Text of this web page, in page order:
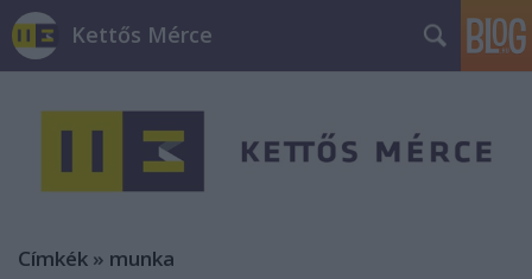
Kettős Mérce
Címkék » munka